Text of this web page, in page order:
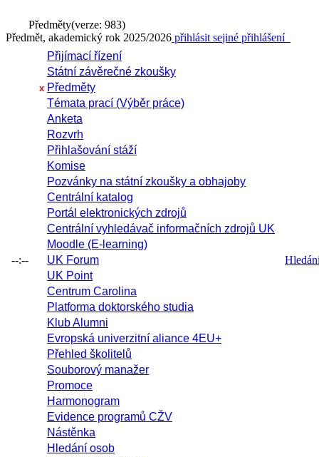
Předměty(verze: 983)
Předmět, akademický rok 2025/2026 přihlásit sejiné přihlášení
--:--
Přijímací řízení
Státní závěrečné zkoušky
x Předměty
Témata prací (Výběr práce)
Anketa
Rozvrh
Přihlašování stáží
Komise
Pozvánky na státní zkoušky a obhajoby
Centrální katalog
Portál elektronických zdrojů
Centrální vyhledávač informačních zdrojů UK
Moodle (E-learning)
UK Forum
UK Point
Centrum Carolina
Platforma doktorského studia
Klub Alumni
Evropská univerzitní aliance 4EU+
Přehled školitelů
Souborový manažer
Promoce
Harmonogram
Evidence programů CŽV
Nástěnka
Hledání osob